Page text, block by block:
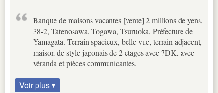
Banque de maisons vacantes [vente] 2 millions de yens,
38-2, Tatenosawa, Togawa, Tsuruoka, Préfecture de
Yamagata. Terrain spacieux, belle vue, terrain adjacent,
maison de style japonais de 2 étages avec 7DK, avec
véranda et pièces communicantes.
Voir plus ▾